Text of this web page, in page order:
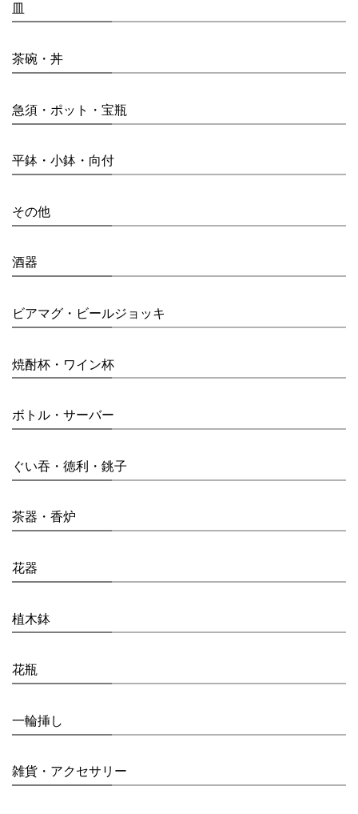
皿
茶碗・丼
急須・ポット・宝瓶
平鉢・小鉢・向付
その他
酒器
ビアマグ・ビールジョッキ
焼酎杯・ワイン杯
ボトル・サーバー
ぐい吞・徳利・銚子
茶器・香炉
花器
植木鉢
花瓶
一輪挿し
雑貨・アクセサリー